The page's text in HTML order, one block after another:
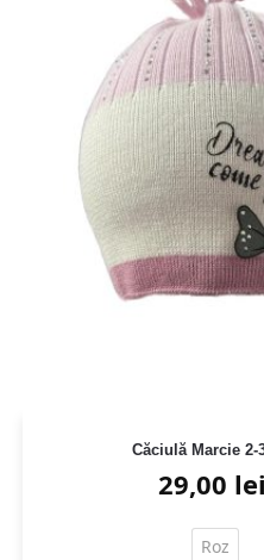
Căciulă Marcie 2-
29,00 lei
Roz